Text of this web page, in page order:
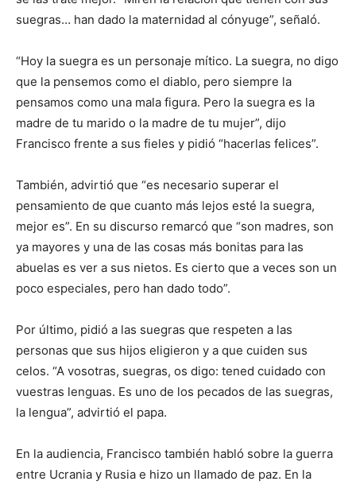
suegras… han dado la maternidad al cónyuge”, señaló.
“Hoy la suegra es un personaje mítico. La suegra, no digo
que la pensemos como el diablo, pero siempre la
pensamos como una mala figura. Pero la suegra es la
madre de tu marido o la madre de tu mujer”, dijo
Francisco frente a sus fieles y pidió “hacerlas felices”.
También, advirtió que “es necesario superar el
pensamiento de que cuanto más lejos esté la suegra,
mejor es”. En su discurso remarcó que “son madres, son
ya mayores y una de las cosas más bonitas para las
abuelas es ver a sus nietos. Es cierto que a veces son un
poco especiales, pero han dado todo”.
Por último, pidió a las suegras que respeten a las
personas que sus hijos eligieron y a que cuiden sus
celos. “A vosotras, suegras, os digo: tened cuidado con
vuestras lenguas. Es uno de los pecados de las suegras,
la lengua”, advirtió el papa.
En la audiencia, Francisco también habló sobre la guerra
entre Ucrania y Rusia e hizo un llamado de paz. En la